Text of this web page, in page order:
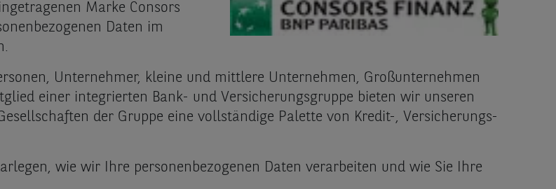
Marke Consors
Daten im
Unternehmer, kleine und mittlere Unternehmen, Großunternehmen
einer integrierten Bank- und Versicherungsgruppe bieten wir unseren
der Gruppe eine vollständige Palette von Kredit-, Versicherungs-
wie wir Ihre personenbezogenen Daten verarbeiten und wie Sie Ihre